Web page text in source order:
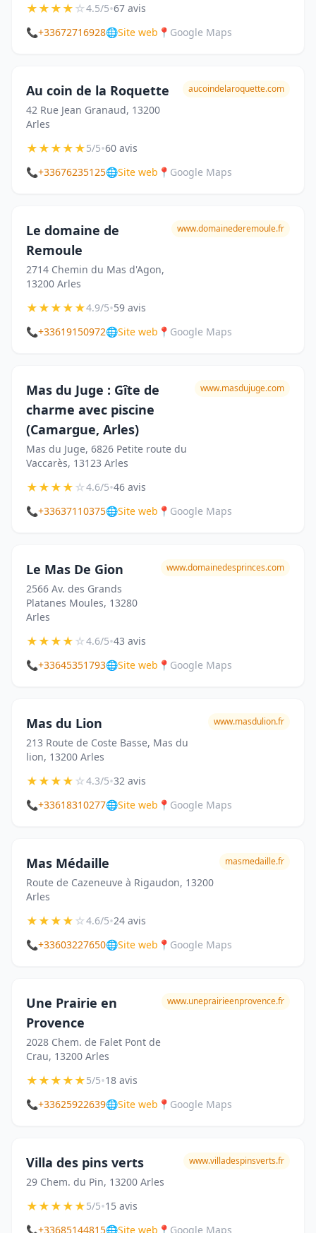
★★★★☆4.5/5•67 avis
📞+33672716928🌐Site web 📍 Google Maps
Au coin de la Roquette
42 Rue Jean Granaud, 13200
Arles
aucoindelaroquette.com
★★★★★5/5•60 avis
📞+33676235125🌐Site web 📍 Google Maps
Le domaine de
Remoule
2714 Chemin du Mas d'Agon,
13200 Arles
www.domainederemoule.fr
★★★★★4.9/5•59 avis
📞+33619150972🌐Site web 📍 Google Maps
Mas du Juge : Gîte de
charme avec piscine
(Camargue, Arles)
Mas du Juge, 6826 Petite route du
Vaccarès, 13123 Arles
www.masdujuge.com
★★★★☆4.6/5•46 avis
📞+33637110375🌐Site web 📍 Google Maps
Le Mas De Gion
2566 Av. des Grands
Platanes Moules, 13280
Arles
www.domainedesprinces.com
★★★★☆4.6/5•43 avis
📞+33645351793🌐Site web 📍 Google Maps
Mas du Lion
213 Route de Coste Basse, Mas du
lion, 13200 Arles
www.masdulion.fr
★★★★☆4.3/5•32 avis
📞+33618310277🌐Site web 📍 Google Maps
Mas Médaille
Route de Cazeneuve à Rigaudon, 13200
Arles
masmedaille.fr
★★★★☆4.6/5•24 avis
📞+33603227650🌐Site web 📍 Google Maps
Une Prairie en
Provence
2028 Chem. de Falet Pont de
Crau, 13200 Arles
www.uneprairieenprovence.fr
★★★★★5/5•18 avis
📞+33625922639🌐Site web 📍 Google Maps
Villa des pins verts
29 Chem. du Pin, 13200 Arles
www.villadespinsverts.fr
★★★★★5/5•15 avis
📞+33685144815🌐Site web 📍 Google Maps